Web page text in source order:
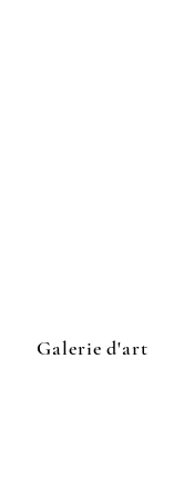
Galerie d'art